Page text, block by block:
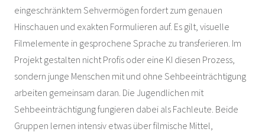
eingeschränktem Sehvermögen fordert zum genauen
Hinschauen und exakten Formulieren auf. Es gilt, visuelle
Filmelemente in gesprochene Sprache zu transferieren. Im
Projekt gestalten nicht Profis oder eine KI diesen Prozess,
sondern junge Menschen mit und ohne Sehbeeinträchtigung
arbeiten gemeinsam daran. Die Jugendlichen mit
Sehbeeinträchtigung fungieren dabei als Fachleute. Beide
Gruppen lernen intensiv etwas über filmische Mittel,